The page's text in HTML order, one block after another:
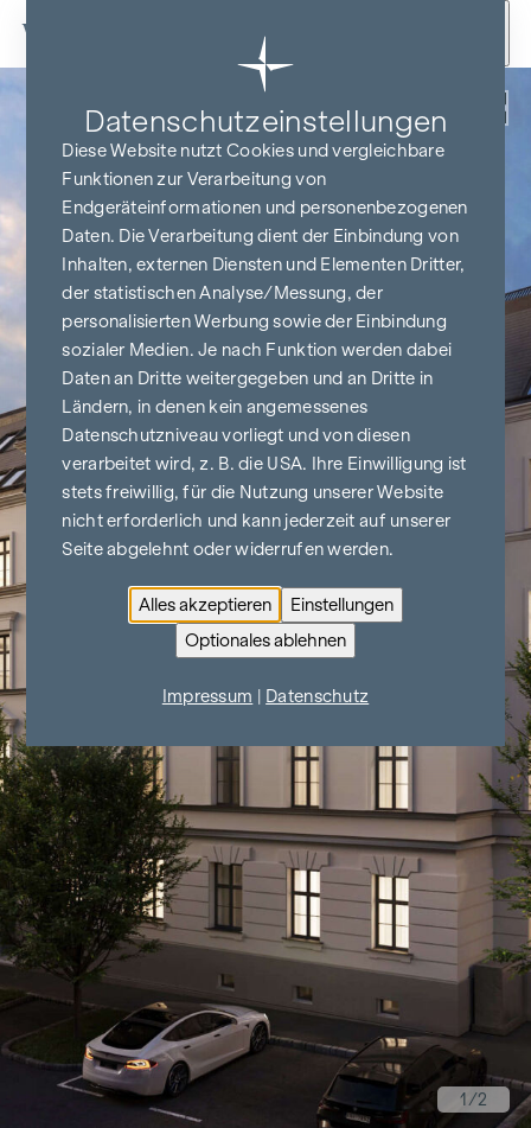
Zum Inhalt springen
1/2
Datenschutz­einstellungen
Diese Website nutzt Cookies und vergleichbare
Funktionen zur Verarbeitung von
Endgeräteinformationen und personenbezogenen
Daten. Die Verarbeitung dient der Einbindung von
Inhalten, externen Diensten und Elementen Dritter,
der statistischen Analyse/Messung, der
personalisierten Werbung sowie der Einbindung
sozialer Medien. Je nach Funktion werden dabei
Daten an Dritte weitergegeben und an Dritte in
Ländern, in denen kein angemessenes
Datenschutzniveau vorliegt und von diesen
verarbeitet wird, z. B. die USA. Ihre Einwilligung ist
stets freiwillig, für die Nutzung unserer Website
nicht erforderlich und kann jederzeit auf unserer
Seite abgelehnt oder widerrufen werden.
Alles akzeptieren
Einstellungen
Optionales ablehnen
Impressum Datenschutz